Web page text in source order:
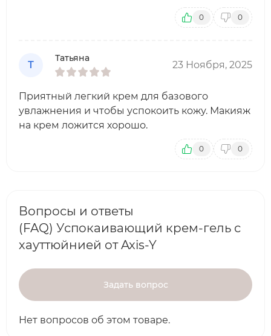
0 0
Т
Татьяна
23 Ноября, 2025
Приятный легкий крем для базового
увлажнения и чтобы успокоить кожу. Макияж
на крем ложится хорошо.
0 0
Вопросы и ответы
(FAQ) Успокаивающий крем-гель с
хауттюйнией от Axis-Y
Задать вопрос
Нет вопросов об этом товаре.